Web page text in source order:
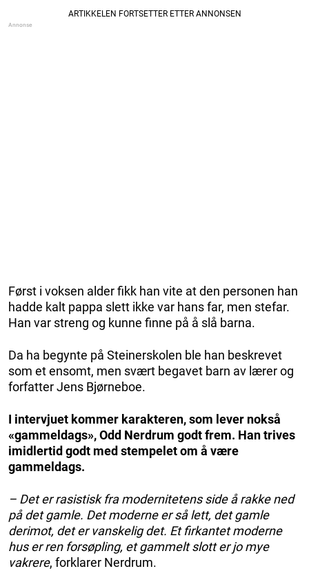
Først i voksen alder fikk han vite at den personen han
hadde kalt pappa slett ikke var hans far, men stefar.
Han var streng og kunne finne på å slå barna.
Da ha begynte på Steinerskolen ble han beskrevet
som et ensomt, men svært begavet barn av lærer og
forfatter Jens Bjørneboe.
I intervjuet kommer karakteren, som lever nokså
«gammeldags», Odd Nerdrum godt frem. Han trives
imidlertid godt med stempelet om å være
gammeldags.
– Det er rasistisk fra modernitetens side å rakke ned
på det gamle. Det moderne er så lett, det gamle
derimot, det er vanskelig det. Et firkantet moderne
hus er ren forsøpling, et gammelt slott er jo mye
vakrere, forklarer Nerdrum.